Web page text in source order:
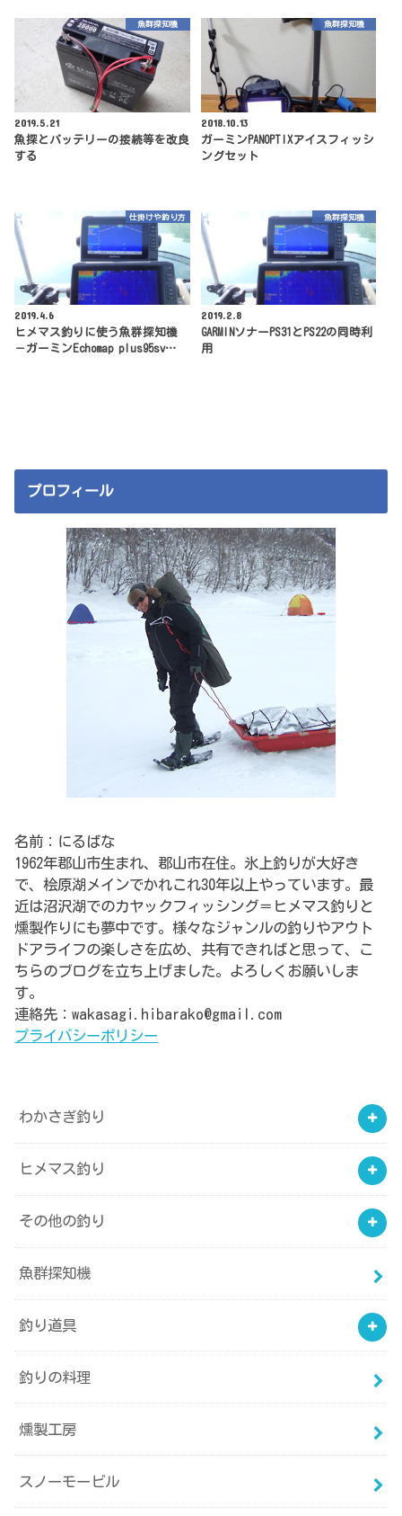
魚群探知機
2019.5.21
魚探とバッテリーの接続等を改良
する
魚群探知機
2018.10.13
ガーミンPANOPTIXアイスフィッシ
ングセット
仕掛けや釣り方
2019.4.6
ヒメマス釣りに使う魚群探知機
－ガーミンEchomap plus95sv…
魚群探知機
2019.2.8
GARMINソナーPS31とPS22の同時利
用
プロフィール
名前：にるばな
1962年郡山市生まれ、郡山市在住。氷上釣りが大好き
で、桧原湖メインでかれこれ30年以上やっています。最
近は沼沢湖でのカヤックフィッシング＝ヒメマス釣りと
燻製作りにも夢中です。様々なジャンルの釣りやアウト
ドアライフの楽しさを広め、共有できればと思って、こ
ちらのブログを立ち上げました。よろしくお願いしま
す。
連絡先：wakasagi.hibarako@gmail.com
プライバシーポリシー
わかさぎ釣り
ヒメマス釣り
その他の釣り
魚群探知機
釣り道具
釣りの料理
燻製工房
スノーモービル